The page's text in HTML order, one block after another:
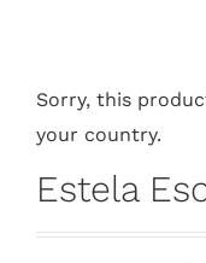
Sorry, this
your country.
Estela